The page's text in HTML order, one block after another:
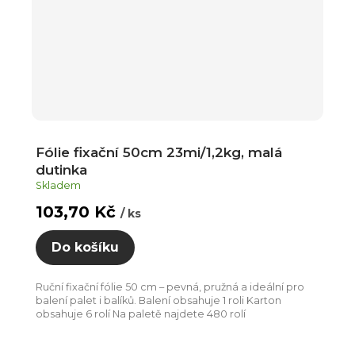
Fólie fixační 50cm 23mi/1,2kg, malá
dutinka
Skladem
103,70 Kč / ks
Do košíku
Ruční fixační fólie 50 cm – pevná, pružná a ideální pro
balení palet i balíků. Balení obsahuje 1 roli Karton
obsahuje 6 rolí Na paletě najdete 480 rolí